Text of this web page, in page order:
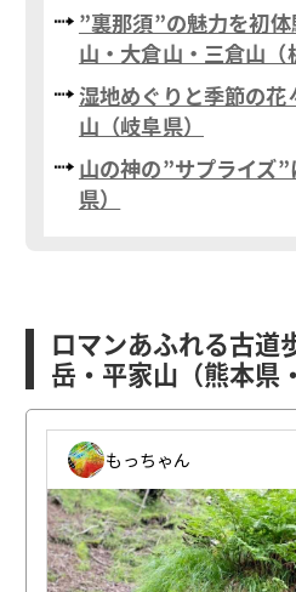
”裏那須”の魅力を初
山・大倉山・三倉山（
湿地めぐりと季節の
山（岐阜県）
山の神の”サプライズ
県）
ロマンあふれる古道
岳・平家山（熊本県